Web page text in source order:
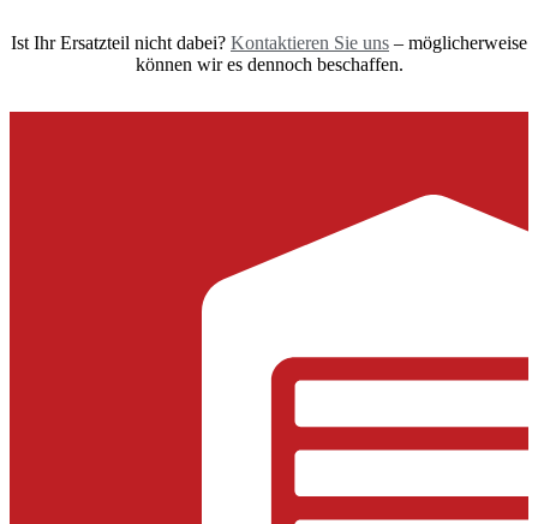
Ist Ihr Ersatzteil nicht dabei? Kontaktieren Sie uns – möglicherweise
können wir es dennoch beschaffen.